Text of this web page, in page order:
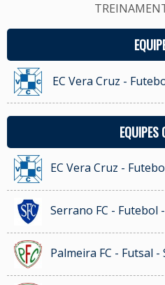
EC Vera Cruz -
EQUIPES
EC Vera Cruz -
Serrano FC - Futebol
Palmeira FC - Futsal -